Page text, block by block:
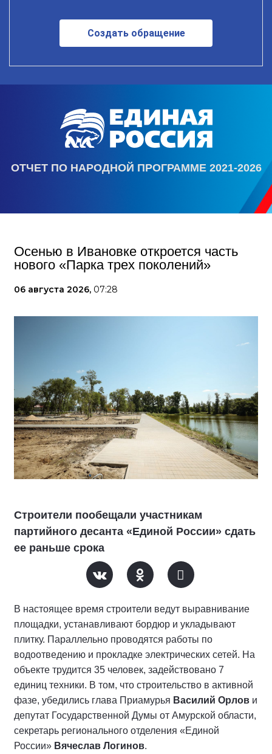
Создать обращение
ОТЧЕТ ПО НАРОДНОЙ ПРОГРАММЕ 2021-2026
Осенью в Ивановке откроется часть
нового «Парка трех поколений»
06 августа 2026, 07:28
Строители пообещали участникам
партийного десанта «Единой России» сдать
ее раньше срока
В настоящее время строители ведут выравнивание
площадки, устанавливают бордюр и укладывают
плитку. Параллельно проводятся работы по
водоотведению и прокладке электрических сетей. На
объекте трудится 35 человек, задействовано 7
единиц техники. В том, что строительство в активной
фазе, убедились глава Приамурья Василий Орлов и
депутат Государственной Думы от Амурской области,
секретарь регионального отделения «Единой
России» Вячеслав Логинов.